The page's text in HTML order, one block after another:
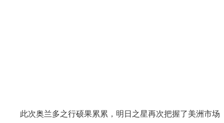
此次奥兰多之行硕果累累，明日之星再次把握了美洲市场